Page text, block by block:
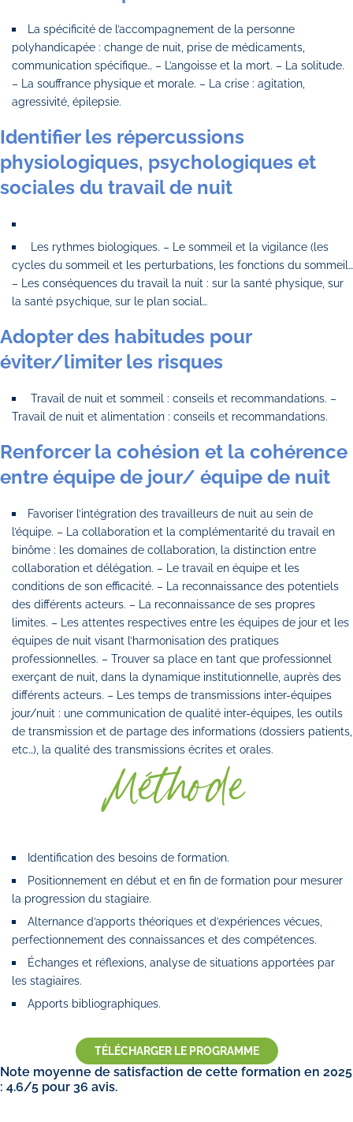
La spécificité de l’accompagnement de la personne
polyhandicapée : change de nuit, prise de médicaments,
communication spécifique… – L’angoisse et la mort. – La solitude.
– La souffrance physique et morale. – La crise : agitation,
agressivité, épilepsie.
Identifier les répercussions
physiologiques, psychologiques et
sociales du travail de nuit
Les rythmes biologiques. – Le sommeil et la vigilance (les
cycles du sommeil et les perturbations, les fonctions du sommeil…
– Les conséquences du travail la nuit : sur la santé physique, sur
la santé psychique, sur le plan social…
Adopter des habitudes pour
éviter/limiter les risques
Travail de nuit et sommeil : conseils et recommandations. –
Travail de nuit et alimentation : conseils et recommandations.
Renforcer la cohésion et la cohérence
entre équipe de jour/ équipe de nuit
Favoriser l’intégration des travailleurs de nuit au sein de
l’équipe. – La collaboration et la complémentarité du travail en
binôme : les domaines de collaboration, la distinction entre
collaboration et délégation. – Le travail en équipe et les
conditions de son efficacité. – La reconnaissance des potentiels
des différents acteurs. – La reconnaissance de ses propres
limites. – Les attentes respectives entre les équipes de jour et les
équipes de nuit visant l’harmonisation des pratiques
professionnelles. – Trouver sa place en tant que professionnel
exerçant de nuit, dans la dynamique institutionnelle, auprès des
différents acteurs. – Les temps de transmissions inter-équipes
jour/nuit : une communication de qualité inter-équipes, les outils
de transmission et de partage des informations (dossiers patients,
etc…), la qualité des transmissions écrites et orales.
Méthode
Identification des besoins de formation.
Positionnement en début et en fin de formation pour mesurer
la progression du stagiaire.
Alternance d’apports théoriques et d’expériences vécues,
perfectionnement des connaissances et des compétences.
Échanges et réflexions, analyse de situations apportées par
les stagiaires.
Apports bibliographiques.
TÉLÉCHARGER LE PROGRAMME
Note moyenne de satisfaction de cette formation en 2025
: 4.6/5 pour 36 avis.